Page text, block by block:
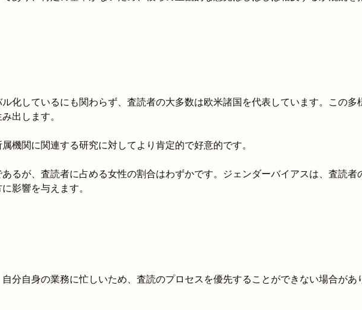
化しているにも関わらず、査読者の大多数は欧米諸国を代表しています。この多
出します。
機関に関連する研究に対してより肯定的で好意的です。
るが、査読者に占める女性の割合はわずかです。ジェンダーバイアスは、査読者
影響を与えます。
分自身の業務に忙しいため、査読のプロセスを優先することができない場合があ